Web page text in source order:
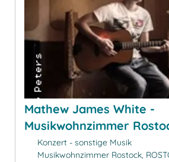
Mathew James White -
Musikwohnzimmer
Konzert - sonstige Musik
Musikwohnzimmer Rostock,